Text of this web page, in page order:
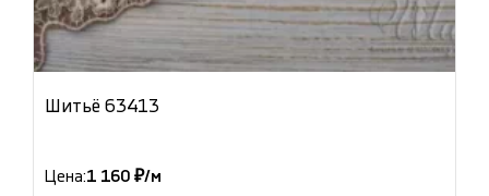
Шитьё 63413
Цена:1 160 ₽/м